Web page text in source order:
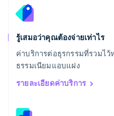
รู้เสมอว่าคุณต้องจ่ายเท่าไร
ค่าบริการต่อธุรกรรมที่รวมไ
ธรรมเนียมแอบแฝง
รายละเอียดค่าบริการ
สวีเดน
Svenska
EnglishEspañol简体中文
สหรัฐอาหรับเอมิเรตส์
English
สหราชอาณาจักร
English
สิงคโปร์